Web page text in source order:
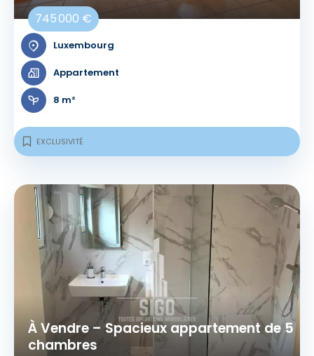
745 000 €
Luxembourg
Appartement
8 m²
EXCLUSIVITÉ
À Vendre – Spacieux appartement de 5
chambres